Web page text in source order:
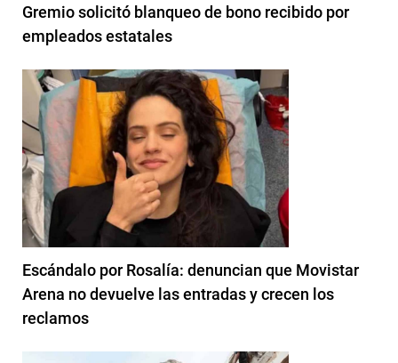
Gremio solicitó blanqueo de bono recibido por
empleados estatales
Escándalo por Rosalía: denuncian que Movistar
Arena no devuelve las entradas y crecen los
reclamos